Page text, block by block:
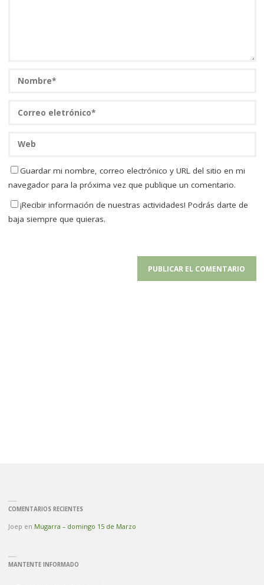
Guardar mi nombre, correo electrónico y URL del sitio en mi
navegador para la próxima vez que publique un comentario.
¡Recibir información de nuestras actividades! Podrás darte de
baja siempre que quieras.
COMENTARIOS RECIENTES
Joep en Mugarra – domingo 15 de Marzo
MANTENTE INFORMADO